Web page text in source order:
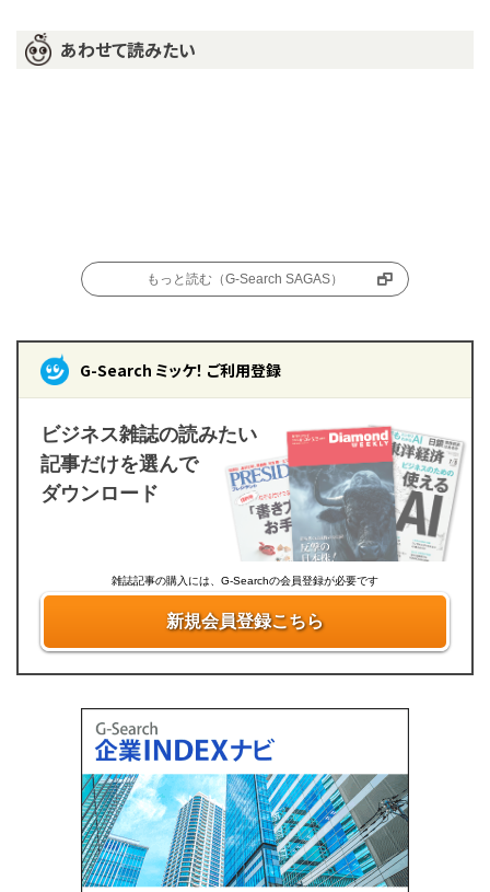
あわせて読みたい
もっと読む（G-Search SAGAS）
G-Search ミッケ！ ご利用登録
ビジネス雑誌の読みたい
記事だけを選んで
ダウンロード
雑誌記事の購入には、G-Searchの会員登録が必要です
新規会員登録こちら